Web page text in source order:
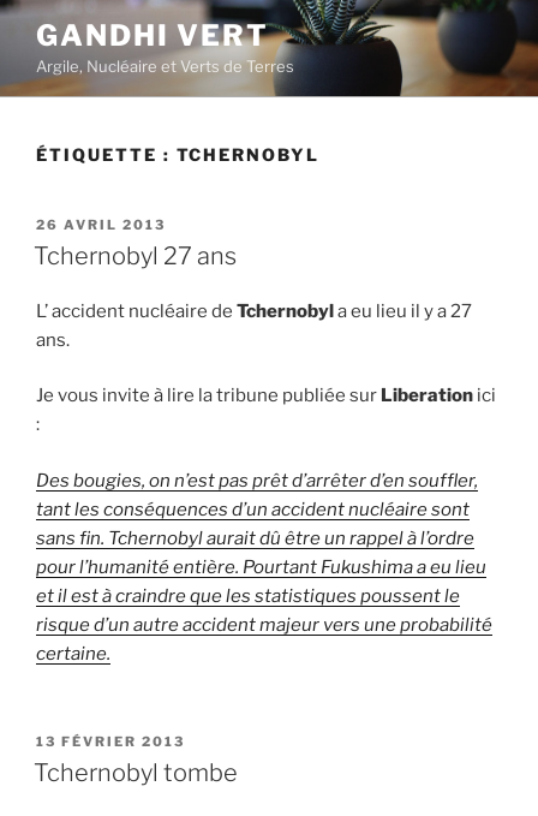
Aller
contenu
principal
GANDHI VERT
Argile, Nucléaire et Verts de Terres
ÉTIQUETTE : TCHERNOBYL
PUBLIÉ
LE
26 AVRIL 2013
Tchernobyl 27 ans
L’ accident nucléaire de Tchernobyla eu lieu il y a 27
ans.
Je vous invite à lire la tribune publiée sur Liberation ici
:
Des bougies, on n’est pas prêt d’arrêter d’en souffler,
tant les conséquences d’un accident nucléaire sont
sans fin. Tchernobyl aurait dû être un rappel à l’ordre
pour l’humanité entière. Pourtant Fukushima a eu lieu
et il est à craindre que les statistiques poussent le
risque d’un autre accident majeur vers une probabilité
certaine.
PUBLIÉ
LE
13 FÉVRIER 2013
Tchernobyl tombe